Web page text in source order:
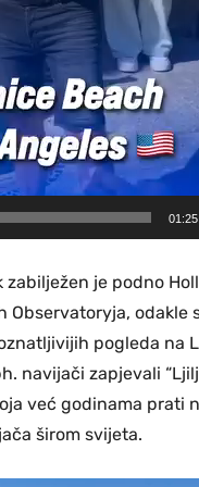
01:25
zabilježen je podno
Observatoryja, odakle
pogleda na
navijači zapjevali
već godinama prati
širom svijeta.